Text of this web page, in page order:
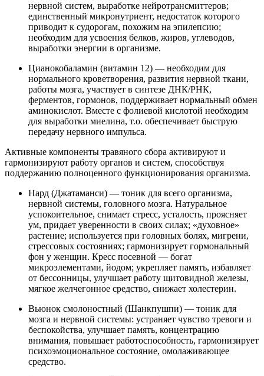
нервной систем, выработке нейротрансмиттеров;
единственный микронутриент, недостаток которого
приводит к судорогам, похожим на эпилепсию;
необходим для усвоения белков, жиров, углеводов,
выработки энергии в организме.
Цианокобаламин (витамин 12) — необходим для
нормального кроветворения, развития нервной ткани,
работы мозга, участвует в синтезе ДНК/РНК,
ферментов, гормонов, поддерживает нормальный обмен
аминокислот. Вместе с фолиевой кислотой необходим
для выработки миелина, т.о. обеспечивает быструю
передачу нервного импульса.
Активные компоненты травяного сбора активируют и
гармонизируют работу органов и систем, способствуя
поддержанию полноценного функционирования организма.
Нард (Джатаманси) — тоник для всего организма,
нервной системы, головного мозга. Натуральное
успокоительное, снимает стресс, усталость, проясняет
ум, придает уверенности в своих силах; «духовное»
растение; используется при головных болях, мигрени,
стрессовых состояниях; гармонизирует гормональный
фон у женщин. Кресс посевной — богат
микроэлементами, йодом; укрепляет память, избавляет
от бессонницы, улучшает работу щитовидной железы,
мягкое желчегонное средство, снижает холестерин.
Вьюнок смолоностный (Шанкпушпи) — тоник для
мозга и нервной системы: устраняет чувство тревоги и
беспокойства, улучшает память, концентрацию
внимания, повышает работоспособность, гармонизирует
психоэмоциональное состояние, омолаживающее
средство.